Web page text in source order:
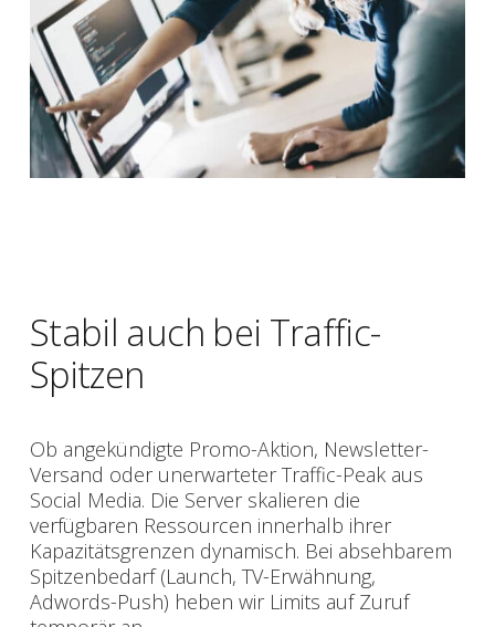
Stabil auch bei Traffic-
Spitzen
Ob angekündigte Promo-Aktion, Newsletter-
Versand oder unerwarteter Traffic-Peak aus
Social Media. Die Server skalieren die
verfügbaren Ressourcen innerhalb ihrer
Kapazitätsgrenzen dynamisch. Bei absehbarem
Spitzenbedarf (Launch, TV-Erwähnung,
Adwords-Push) heben wir Limits auf Zuruf